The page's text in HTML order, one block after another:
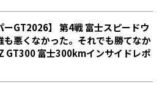
ーGT2026】 第4戦 富士スピードウ
悪くなかった。それでも勝てなか
GT300 富士300kmインサイドレポ